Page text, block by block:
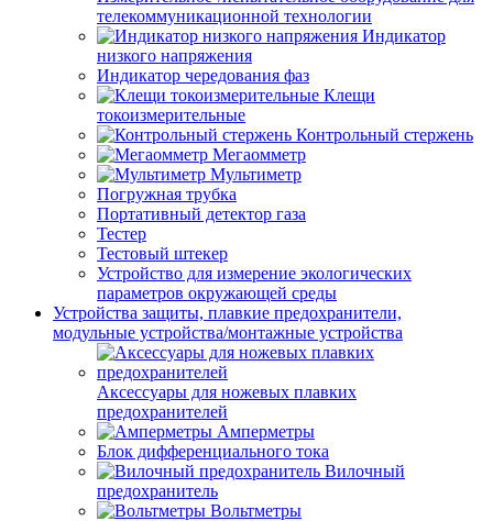
телекоммуникационной технологии
Индикатор
низкого напряжения
Индикатор чередования фаз
Клещи
токоизмерительные
Контрольный стержень
Мегаомметр
Мультиметр
Погружная трубка
Портативный детектор газа
Тестер
Тестовый штекер
Устройство для измерение экологических
параметров окружающей среды
Устройства защиты, плавкие предохранители,
модульные устройства/монтажные устройства
Аксессуары для ножевых плавких
предохранителей
Амперметры
Блок дифференциального тока
Вилочный
предохранитель
Вольтметры